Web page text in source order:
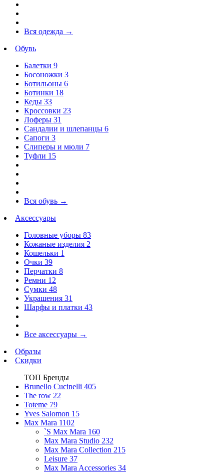
Вся одежда →
Обувь
Балетки 9
Босоножки 3
Ботильоны 6
Ботинки 18
Кеды 33
Кроссовки 23
Лоферы 31
Сандалии и шлепанцы 6
Сапоги 3
Слиперы и мюли 7
Туфли 15
Вся обувь →
Аксессуары
Головные уборы 83
Кожаные изделия 2
Кошельки 1
Очки 39
Перчатки 8
Ремни 12
Сумки 48
Украшения 31
Шарфы и платки 43
Все аксессуары →
Образы
Скидки
ТОП Бренды
Brunello Cucinelli 405
The row 22
Toteme 79
Yves Salomon 15
Max Mara 1102
`S Max Mara 160
Max Mara Studio 232
Max Mara Collection 215
Leisure 37
Max Mara Accessories 34